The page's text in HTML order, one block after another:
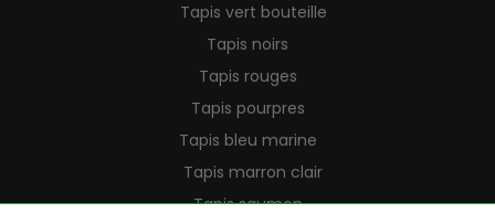
Tapis vert bouteille
Tapis noirs
Tapis rouges
Tapis pourpres
Tapis bleu marine
Tapis marron clair
Tapis saumon